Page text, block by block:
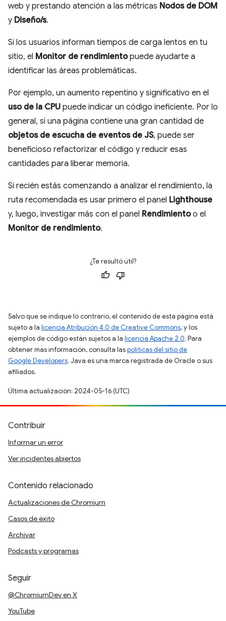
web y prestando atención a las métricas Nodos de DOM
y Diseño/s.
Si los usuarios informan tiempos de carga lentos en tu
sitio, el Monitor de rendimientopuede ayudarte a
identificar las áreas problemáticas.
Por ejemplo, un aumento repentino y significativo en el
uso de la CPU puede indicar un código ineficiente. Por lo
general, si una página contiene una gran cantidad de
objetos de escucha de eventos de JS, puede ser
beneficioso refactorizar el código y reducir esas
cantidades para liberar memoria.
Si recién estás comenzando a analizar el rendimiento, la
ruta recomendada es usar primero el panel Lighthouse
y, luego, investigar más con el panel Rendimientoo el
Monitor de rendimiento.
¿Te resultó útil?
Salvo que se indique lo contrario, el contenido de esta página está
sujeto a la licencia Atribución 4.0 de Creative Commons, y los
ejemplos de código están sujetos a la licencia Apache 2.0. Para
obtener más información, consulta laspolíticas del sitio de
Google Developers. Java es una marca registrada de Oracle o sus
afiliados.
Última actualización: 2024-05-16 (UTC)
Contribuir
Informar un error
Ver incidentes abiertos
Contenido relacionado
Actualizaciones de Chromium
Casos de éxito
Archivar
Podcasts y programas
Seguir
@ChromiumDev en X
YouTube